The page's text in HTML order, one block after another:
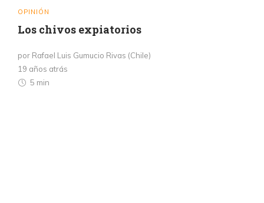
OPINIÓN
Los chivos expiatorios
por Rafael Luis Gumucio Rivas (Chile)
19 años atrás
5 min